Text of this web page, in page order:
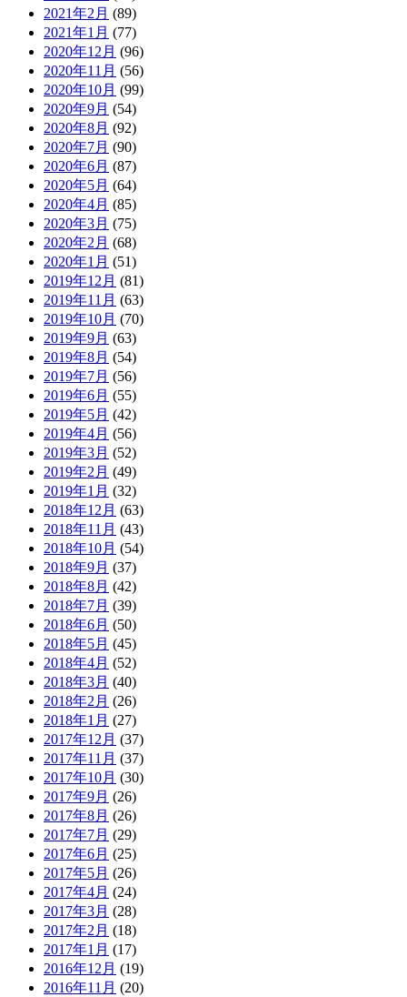
2021年2月 (89)
2021年1月 (77)
2020年12月 (96)
2020年11月 (56)
2020年10月 (99)
2020年9月 (54)
2020年8月 (92)
2020年7月 (90)
2020年6月 (87)
2020年5月 (64)
2020年4月 (85)
2020年3月 (75)
2020年2月 (68)
2020年1月 (51)
2019年12月 (81)
2019年11月 (63)
2019年10月 (70)
2019年9月 (63)
2019年8月 (54)
2019年7月 (56)
2019年6月 (55)
2019年5月 (42)
2019年4月 (56)
2019年3月 (52)
2019年2月 (49)
2019年1月 (32)
2018年12月 (63)
2018年11月 (43)
2018年10月 (54)
2018年9月 (37)
2018年8月 (42)
2018年7月 (39)
2018年6月 (50)
2018年5月 (45)
2018年4月 (52)
2018年3月 (40)
2018年2月 (26)
2018年1月 (27)
2017年12月 (37)
2017年11月 (37)
2017年10月 (30)
2017年9月 (26)
2017年8月 (26)
2017年7月 (29)
2017年6月 (25)
2017年5月 (26)
2017年4月 (24)
2017年3月 (28)
2017年2月 (18)
2017年1月 (17)
2016年12月 (19)
2016年11月 (20)